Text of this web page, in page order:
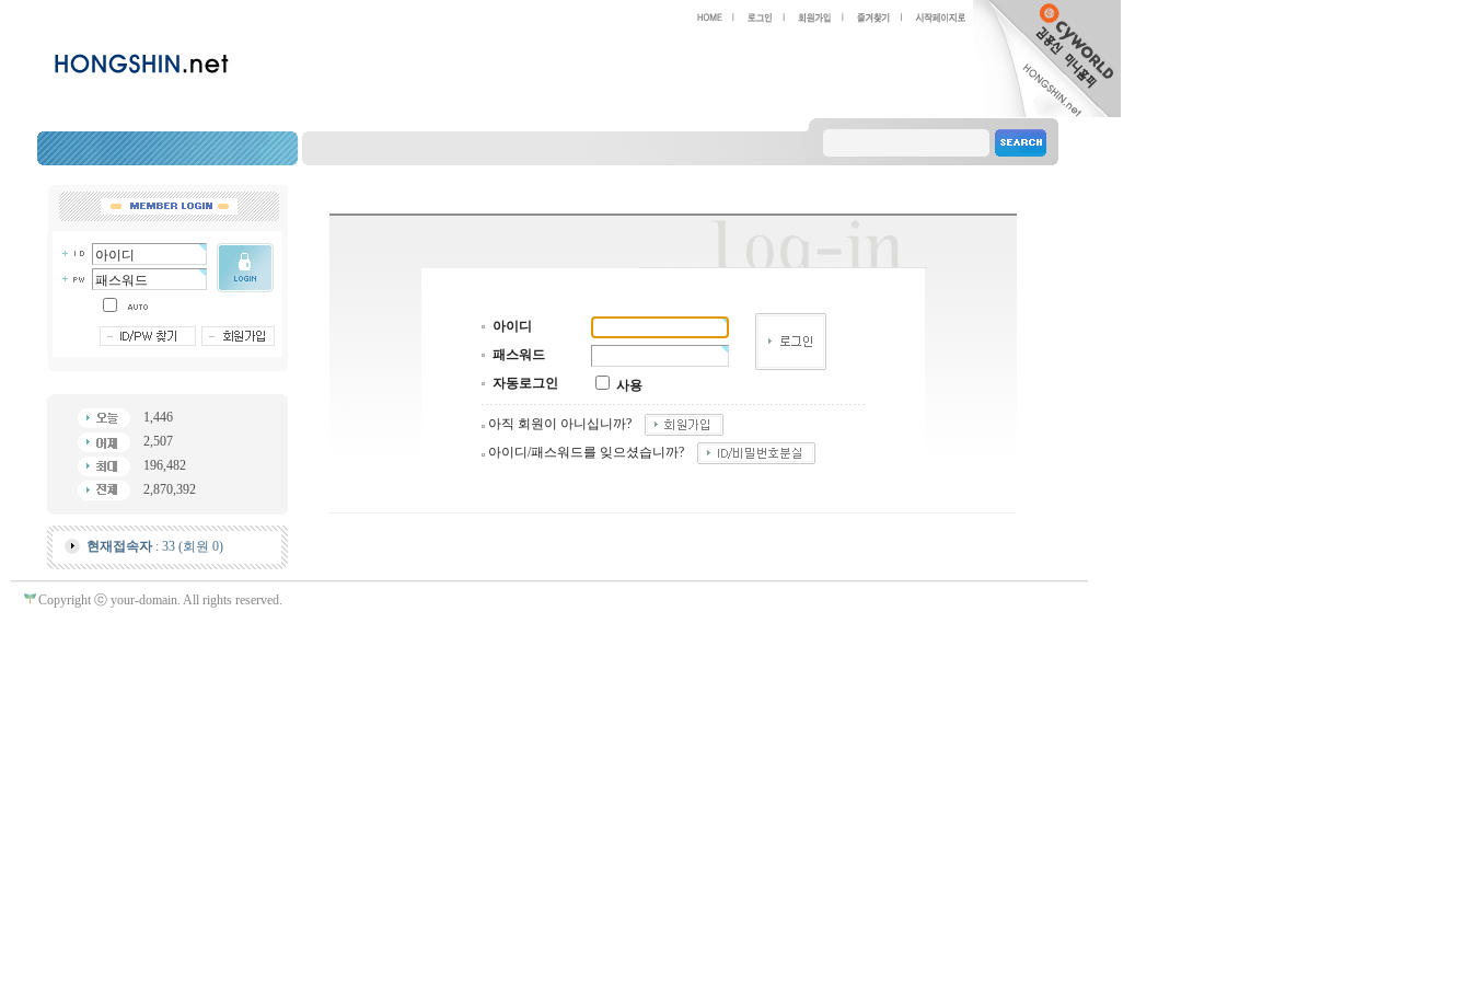
1,446
2,507
196,482
2,870,392
현재접속자: 33 (회원 0)
아이디
패스워드
자동로그인
사용
아직 회원이 아니십니까?
아이디/패스워드를 잊으셨습니까?
Copyright ⓒ your-domain. All rights reserved.